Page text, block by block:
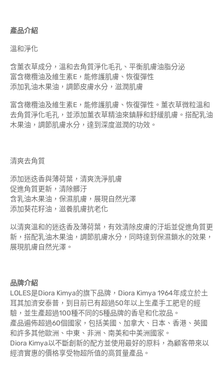
產品介紹
溫和淨化
含薰衣草成分，溫和去角質淨化毛孔、平衡肌膚油脂分泌
富含橄欖油及維生素E，能修護肌膚、恢復彈性
添加乳油木果油，調節皮膚水分，滋潤肌膚
富含橄欖油及維生素E，能修護肌膚、恢復彈性。薰衣草微粒溫和
去角質淨化毛孔，並添加薰衣草精油來鎮靜和舒緩肌膚。搭配乳油
木果油，調節肌膚水分，達到深度滋潤的功效。
清爽去角質
添加迷迭香與薄荷葉，清爽洗淨肌膚
促進角質更新，清除髒汙
含乳油木果油，保濕肌膚，展現自然光澤
添加葵花籽油，滋養肌膚抗老化
以清爽溫和的迷迭香及薄荷葉，有效清除皮膚的汙垢並促進角質更
新，搭配乳油木果油，調節肌膚水分，同時達到保濕鎖水的效果，
展現肌膚自然光澤。
品牌介紹
LOLES是Diora Kimya的旗下品牌，Diora Kimya 1964年成立於土
耳其加濟安泰普，到目前已有超過50年以上生產手工肥皂的經
驗，並生產超過100種不同的5種品牌的香皂和化妝品。
產品遍佈超過60個國家，包括美國、加拿大、日本、香港、英國
和許多其他歐洲、中東、非洲、南美和中美洲國家。
Diora Kimya以不斷創新的配方並使用最好的原料，為顧客帶來以
經濟實惠的價格享受物超所值的高質量產品。